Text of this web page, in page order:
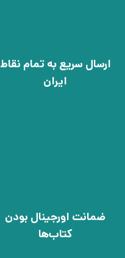
ارسال سریع به تمام نقاط
ایران
ضمانت اورجینال بودن
کتاب‌ها